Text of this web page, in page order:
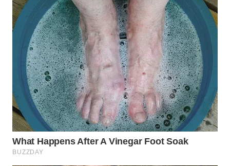
WN
BEKASI
WN
BOGOR
WN
DEPOK
WN
TAPANULI
UTARA